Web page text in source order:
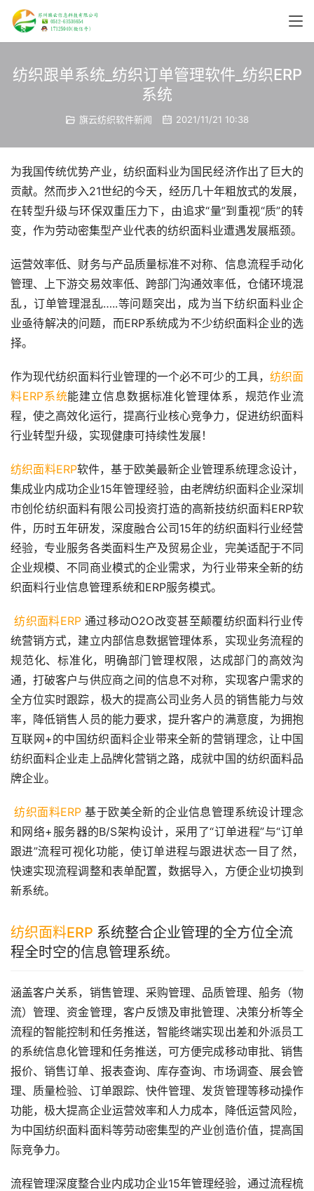
纺织跟单系统_纺织订单管理软件_纺织ERP
系统
旗云纺织软件新闻 2021/11/21 10:38
为我国传统优势产业，纺织面料业为国民经济作出了巨大的
贡献。然而步入21世纪的今天，经历几十年粗放式的发展，
在转型升级与环保双重压力下，由追求“量”到重视“质”的转
变，作为劳动密集型产业代表的纺织面料业遭遇发展瓶颈。
运营效率低、财务与产品质量标准不对称、信息流程手动化
管理、上下游交易效率低、跨部门沟通效率低，仓储环境混
乱，订单管理混乱…..等问题突出，成为当下纺织面料业企
业亟待解决的问题，而ERP系统成为不少纺织面料企业的选
择。
作为现代纺织面料行业管理的一个必不可少的工具， 纺织面
料ERP系统能建立信息数据标准化管理体系，规范作业流
程，使之高效化运行，提高行业核心竞争力，促进纺织面料
行业转型升级，实现健康可持续性发展！
纺织面料ERP软件，基于欧美最新企业管理系统理念设计，
集成业内成功企业15年管理经验，由老牌纺织面料企业深圳
市创伦纺织面料有限公司投资打造的高新技纺织面料ERP软
件，历时五年研发，深度融合公司15年的纺织面料行业经营
经验，专业服务各类面料生产及贸易企业，完美适配于不同
企业规模、不同商业模式的企业需求，为行业带来全新的纺
织面料行业信息管理系统和ERP服务模式。
纺织面料ERP 通过移动O2O改变甚至颠覆纺织面料行业传
统营销方式，建立内部信息数据管理体系，实现业务流程的
规范化、标准化，明确部门管理权限，达成部门的高效沟
通，打破客户与供应商之间的信息不对称，实现客户需求的
全方位实时跟踪，极大的提高公司业务人员的销售能力与效
率，降低销售人员的能力要求，提升客户的满意度，为拥抱
互联网+的中国纺织面料企业带来全新的营销理念，让中国
纺织面料企业走上品牌化营销之路，成就中国的纺织面料品
牌企业。
纺织面料ERP 基于欧美全新的企业信息管理系统设计理念
和网络+服务器的B/S架构设计，采用了“订单进程”与“订单
跟进”流程可视化功能，使订单进程与跟进状态一目了然，
快速实现流程调整和表单配置，数据导入，方便企业切换到
新系统。
纺织面料ERP 系统整合企业管理的全方位全流
程全时空的信息管理系统。
涵盖客户关系，销售管理、采购管理、品质管理、船务（物
流）管理、资金管理，客户反馈及审批管理、决策分析等全
流程的智能控制和任务推送，智能终端实现出差和外派员工
的系统信息化管理和任务推送，可方便完成移动审批、销售
报价、销售订单、报表查询、库存查询、市场调查、展会管
理、质量检验、订单跟踪、快件管理、发货管理等移动操作
功能，极大提高企业运营效率和人力成本，降低运营风险，
为中国纺织面料面料等劳动密集型的产业创造价值，提高国
际竞争力。
流程管理深度整合业内成功企业15年管理经验，通过流程梳